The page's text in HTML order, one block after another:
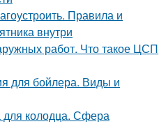
Правила и
внутри
работ. Что такое ЦСП
для бойлера. Виды и
колодца. Сфера